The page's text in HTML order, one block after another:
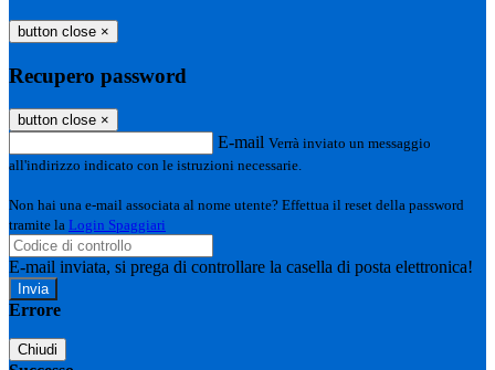
button close ×
Recupero password
button close ×
E-mail Verrà inviato un messaggio
all'indirizzo indicato con le istruzioni necessarie.
Non hai una e-mail associata al nome utente? Effettua il reset della password
tramite la Login Spaggiari
E-mail inviata, si prega di controllare la casella di posta elettronica!
Errore
Chiudi